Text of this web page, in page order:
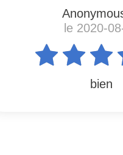
le 2020-
bien